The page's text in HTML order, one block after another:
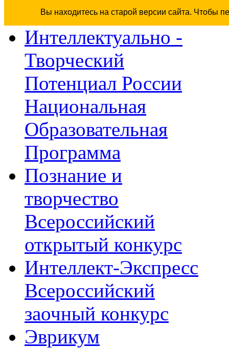
Вы находитесь на старой версии сайта. Чтобы
Интеллектуально -
Творческий
Потенциал России
Национальная
Образовательная
Программа
Познание и
творчество
Всероссийский
открытый конкурс
Интеллект-Экспресс
Всероссийский
заочный конкурс
Эврикум